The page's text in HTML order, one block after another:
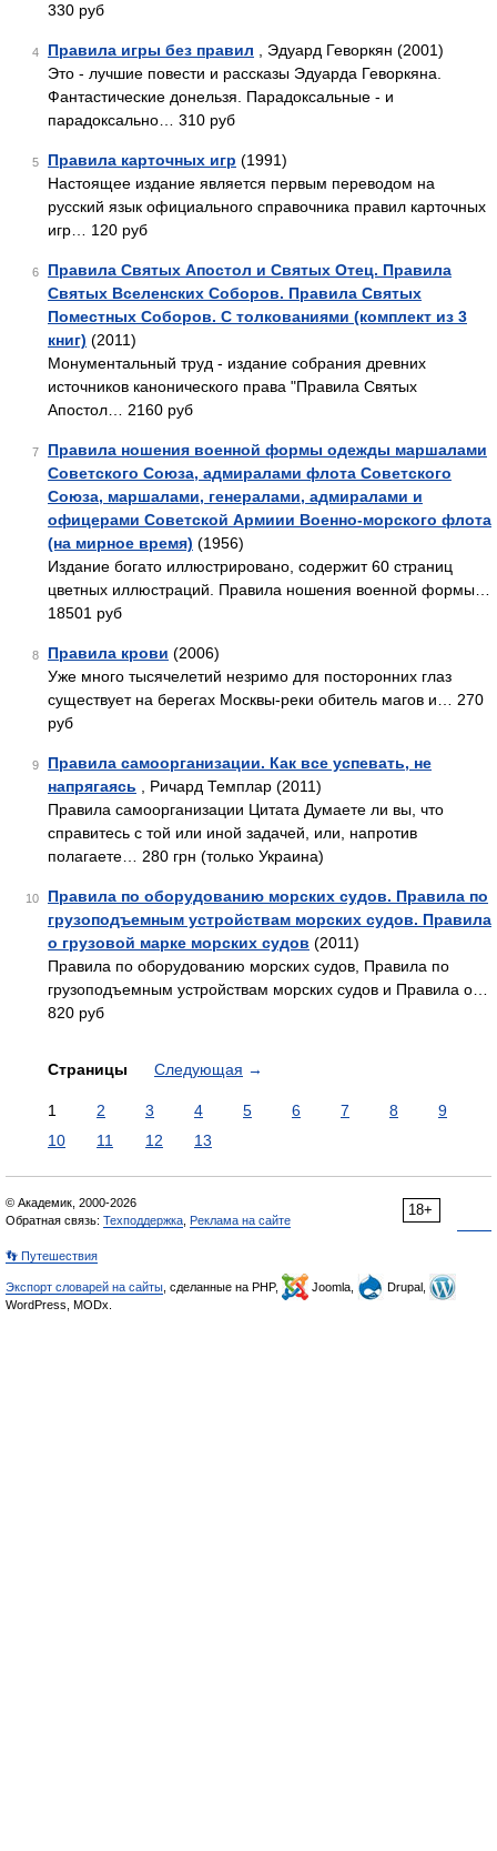
330 руб
4 Правила игры без правил , Эдуард Геворкян (2001)
Это - лучшие повести и рассказы Эдуарда Геворкяна.
Фантастические донельзя. Парадоксальные - и
парадоксально… 310 руб
5 Правила карточных игр (1991)
Настоящее издание является первым переводом на
русский язык официального справочника правил карточных
игр… 120 руб
6
Правила Святых Апостол и Святых Отец. Правила
Святых Вселенских Соборов. Правила Святых
Поместных Соборов. С толкованиями (комплект из 3
книг) (2011)
Монументальный труд - издание собрания древних
источников канонического права "Правила Святых
Апостол… 2160 руб
7
Правила ношения военной формы одежды маршалами
Советского Союза, адмиралами флота Советского
Союза, маршалами, генералами, адмиралами и
офицерами Советской Армиии Военно-морского флота
(на мирное время) (1956)
Издание богато иллюстрировано, содержит 60 страниц
цветных иллюстраций. Правила ношения военной формы…
18501 руб
8 Правила крови (2006)
Уже много тысячелетий незримо для посторонних глаз
существует на берегах Москвы-реки обитель магов и… 270
руб
9
Правила самоорганизации. Как все успевать, не
напрягаясь , Ричард Темплар (2011)
Правила самоорганизации Цитата Думаете ли вы, что
справитесь с той или иной задачей, или, напротив
полагаете… 280 грн (только Украина)
10
Правила по оборудованию морских судов. Правила по
грузоподъемным устройствам морских судов. Правила
о грузовой марке морских судов (2011)
Правила по оборудованию морских судов, Правила по
грузоподъемным устройствам морских судов и Правила о…
820 руб
Страницы Следующая →
1 2 3 4 5 6 7 8
9
10
11 12 13
18+
© Академик, 2000-2026
Обратная связь: Техподдержка Реклама на сайте
👣 Путешествия
Экспорт словарей на сайты , сделанные на PHP, Joomla,
Drupal,
WordPress, MODx.